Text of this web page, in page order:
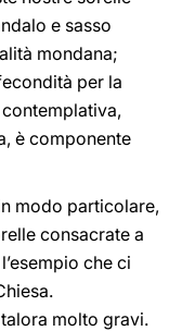
e sasso
mondana;
per la
è componente
modo particolare,
consacrate a
che ci
molto gravi.